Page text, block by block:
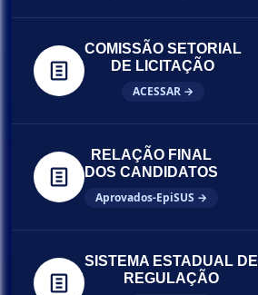
COMISSÃO SETORIAL
DE LICITAÇÃO
ACESSAR →
RELAÇÃO FINAL
DOS CANDIDATOS
Aprovados-EpiSUS →
SISTEMA ESTADUAL DE
REGULAÇÃO